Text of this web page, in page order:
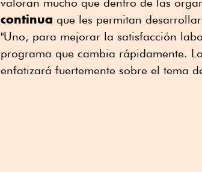
continua que les permitan
"Uno, para mejorar la satisfacción
programa que cambia rápidamente.
enfatizará fuertemente sobre el tema